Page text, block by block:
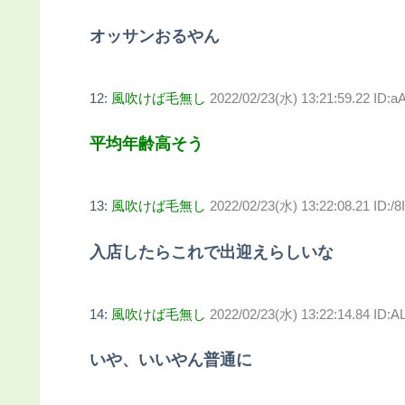
オッサンおるやん
12: 風吹けば毛無し 2022/02/23(水) 13:21:59.22
平均年齢高そう
13: 風吹けば毛無し 2022/02/23(水) 13:22:08.21 ID:/
入店したらこれで出迎えらしいな
14: 風吹けば毛無し 2022/02/23(水) 13:22:14.84
いや、いいやん普通に